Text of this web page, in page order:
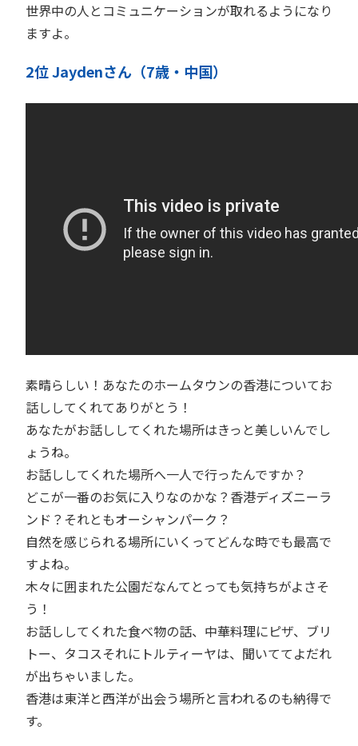
世界中の人とコミュニケーションが取れるようになり
ますよ。
2位 Jaydenさん（7歳・中国）
素晴らしい！あなたのホームタウンの香港についてお
話ししてくれてありがとう！
あなたがお話ししてくれた場所はきっと美しいんでし
ょうね。
お話ししてくれた場所へ一人で行ったんですか？
どこが一番のお気に入りなのかな？香港ディズニーラ
ンド？それともオーシャンパーク？
自然を感じられる場所にいくってどんな時でも最高で
すよね。
木々に囲まれた公園だなんてとっても気持ちがよさそ
う！
お話ししてくれた食べ物の話、中華料理にピザ、ブリ
トー、タコスそれにトルティーヤは、聞いててよだれ
が出ちゃいました。
香港は東洋と西洋が出会う場所と言われるのも納得で
す。